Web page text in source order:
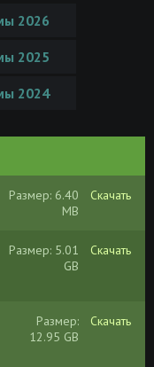
2026
2025
2024
Размер: 6.40
MB
Скачать
Размер: 5.01
GB
Скачать
Размер:
12.95 GB
Скачать